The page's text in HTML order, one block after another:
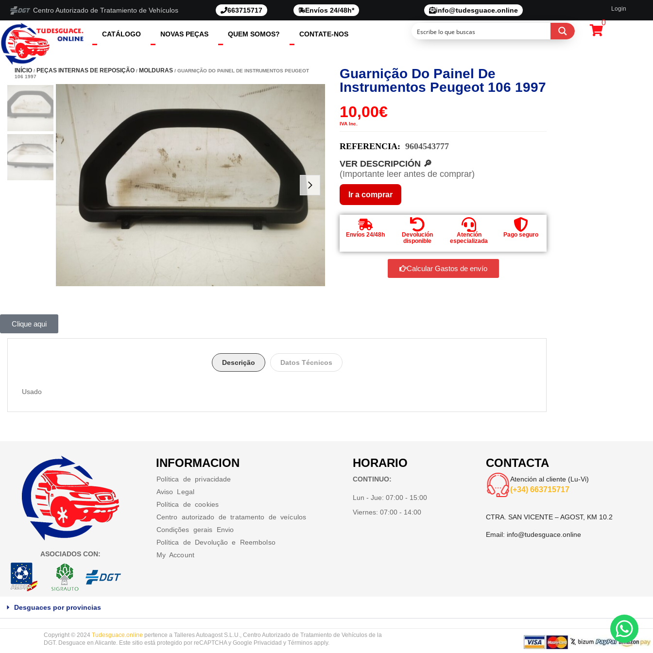
Centro Autorizado de Tratamiento de Vehículos 663715717 Envíos 24/48h* info@tudesguace.online Login
CATÁLOGO NOVAS PEÇAS QUEM SOMOS? CONTATE-NOS
0
INÍCIO / PEÇAS INTERNAS DE REPOSIÇÃO / MOLDURAS / GUARNIÇÃO DO PAINEL DE INSTRUMENTOS PEUGEOT
106 1997
Guarnição Do Painel De
Instrumentos Peugeot 106 1997
10,00€
IVA Inc.
REFERENCIA: 9604543777
VER DESCRIPCIÓN 🔎
(Importante leer antes de comprar)
Ir a comprar
Envíos 24/48h
Devolución
disponible
Atención
especializada
Pago seguro
Calcular Gastos de envío
Clique aqui
Descrição Datos Técnicos
Usado
ASOCIADOS CON:
INFORMACION
Política de privacidade
Aviso Legal
Política de cookies
Centro autorizado de tratamento de veículos
Condições gerais Envio
Política de Devolução e Reembolso
My Account
HORARIO
CONTINUO:
Lun - Jue:07:00 - 15:00
Viernes:07:00 - 14:00
CONTACTA
Atención al cliente (Lu-Vi)
(+34) 663715717
CTRA. SAN VICENTE – AGOST, KM 10.2
Email: info@tudesguace.online
Desguaces por provincias
Copyright © 2024 Tudesguace.online pertence a Talleres Autoagost S.L.U., Centro Autorizado de Tratamiento de Vehículos de la
DGT. Desguace en Alicante. Este sitio está protegido por reCAPTCHA y Google Privacidad y Términos apply.